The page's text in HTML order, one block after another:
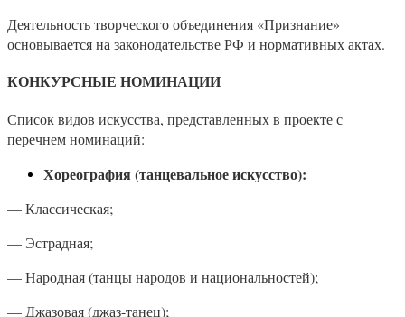
Деятельность творческого объединения «Признание»
основывается на законодательстве РФ и нормативных актах.
КОНКУРСНЫЕ НОМИНАЦИИ
Список видов искусства, представленных в проекте с
перечнем номинаций:
Хореография (танцевальное искусство):
— Классическая;
— Эстрадная;
— Народная (танцы народов и национальностей);
— Джазовая (джаз-танец);